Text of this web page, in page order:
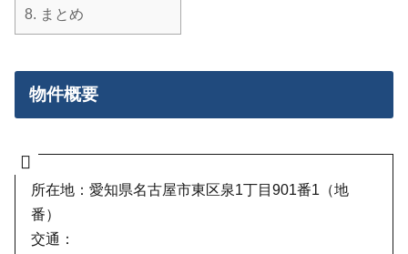
8. まとめ
物件概要
所在地：愛知県名古屋市東区泉1丁目901番1（地
番）
交通：